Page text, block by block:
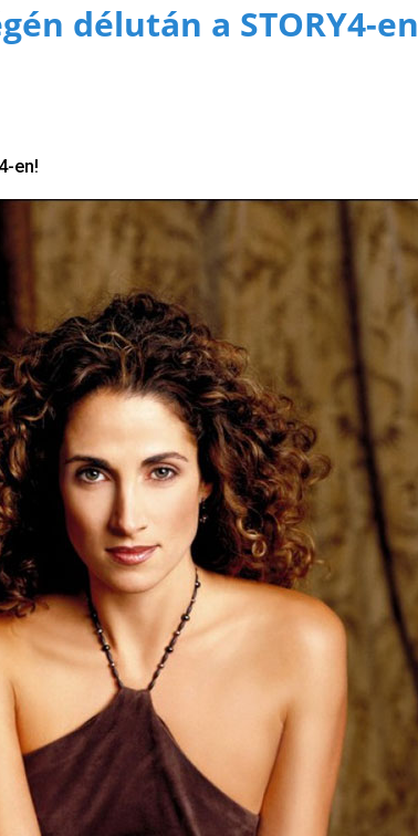
délután a STORY4-en
en!